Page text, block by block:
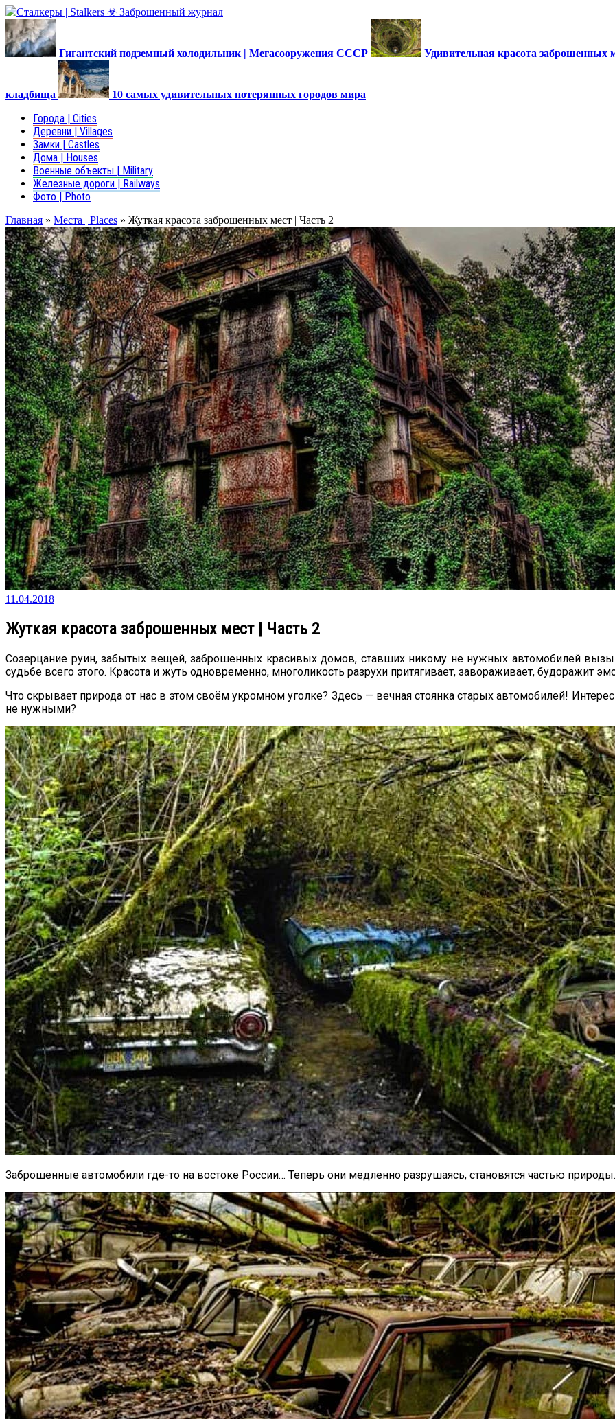
Гигантский подземный холодильник | Мегасооружения СССР Удивительная красота заброшенных
кладбища 10 самых удивительных потерянных городов мира
Города | Cities
Деревни | Villages
Замки | Castles
Дома | Houses
Военные объекты | Military
Железные дороги | Railways
Фото | Photo
Главная » Места | Places » Жуткая красота заброшенных мест | Часть 2
11.04.2018
Жуткая красота заброшенных мест | Часть 2
Созерцание руин, забытых вещей, заброшенных красивых домов, ставших никому не нужных автомобилей
судьбе всего этого. Красота и жуть одновременно, многоликость разрухи притягивает, завораживает, будоражит
Что скрывает природа от нас в этом своём укромном уголке? Здесь — вечная стоянка старых автомобилей!
не нужными?
Заброшенные автомобили где-то на востоке России… Теперь они медленно разрушаясь, становятся частью